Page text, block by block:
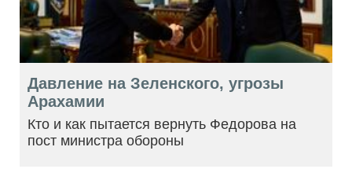
Давление на Зеленского, угрозы
Арахамии
Кто и как пытается вернуть Федорова на
пост министра обороны